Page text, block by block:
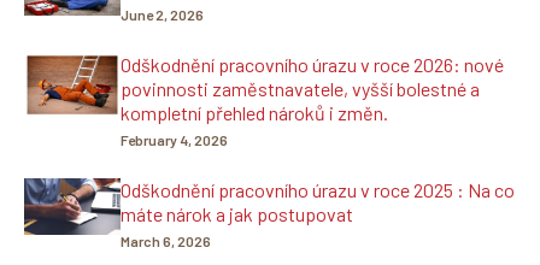
June 2, 2026
Odškodnění pracovního úrazu v roce 2026: nové
povinnosti zaměstnavatele, vyšší bolestné a
kompletní přehled nároků i změn.
February 4, 2026
Odškodnění pracovního úrazu v roce 2025 : Na co
máte nárok a jak postupovat
March 6, 2026